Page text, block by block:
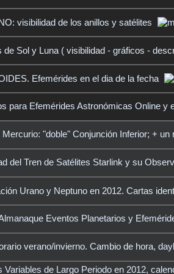
visibilidad de los anillos y satélites
de Sol y Luna ( visibilidad - gráficos -
Efemérides en el dia de la fecha
para Efemérides Astronómicas Online y
"doble" Conjunción Inferior; + un
del Tren de Satélites Starlink y su
Urano y Neptuno en 2012. Cartas
Eventos Planetarios y
verano/invierno. Cambio de hora,
Variables de Largo Periodo en 2012,